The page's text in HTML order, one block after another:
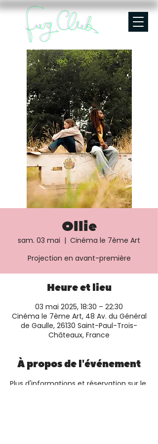
Ollie
sam. 03 mai
  |
Cinéma le 7ème Art
Projection en avant-première
Heure et lieu
03 mai 2025, 18:30 – 22:30
Cinéma le 7ème Art, 48 Av. du Général
de Gaulle, 26130 Saint-Paul-Trois-
Châteaux, France
À propos de l'événement
Plus d'informations et réservation sur le